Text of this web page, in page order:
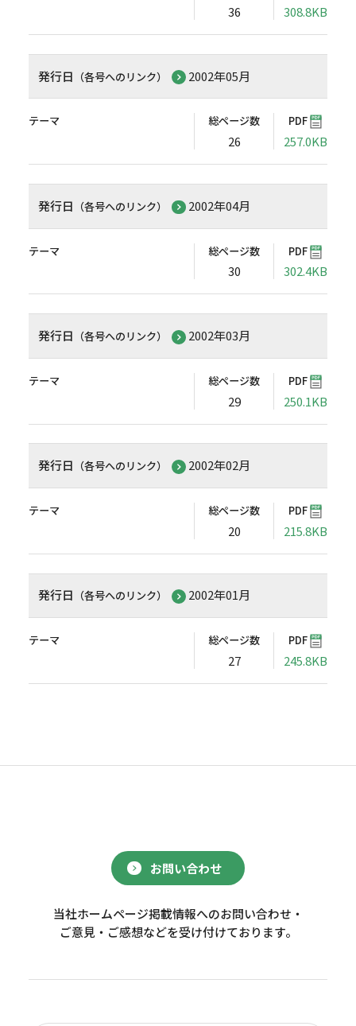
36 308.8KB
発行日 （各号へのリンク） 2002年05月
テーマ 総ページ数
26
PDF
257.0KB
発行日 （各号へのリンク） 2002年04月
テーマ 総ページ数
30
PDF
302.4KB
発行日 （各号へのリンク） 2002年03月
テーマ 総ページ数
29
PDF
250.1KB
発行日 （各号へのリンク） 2002年02月
テーマ 総ページ数
20
PDF
215.8KB
発行日 （各号へのリンク） 2002年01月
テーマ 総ページ数
27
PDF
245.8KB
お問い合わせ
当社ホームページ掲載情報へのお問い合わせ・
ご意見・ご感想などを受け付けております。